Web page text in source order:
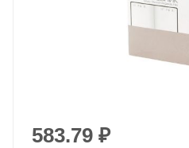
583.79 ₽